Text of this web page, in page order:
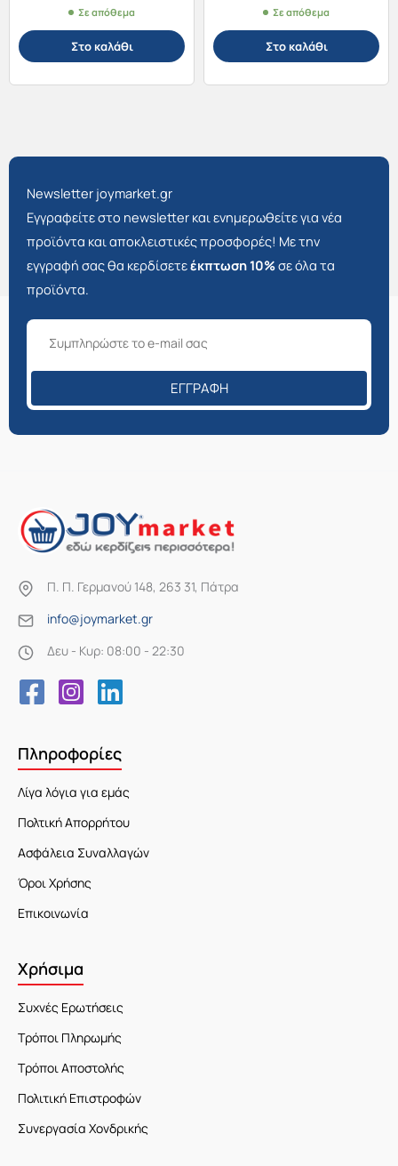
Σε απόθεμα
Στο καλάθι
Σε απόθεμα
Στο καλάθι
Newsletter joymarket.gr
Εγγραφείτε στο newsletter και ενημερωθείτε για νέα
προϊόντα και αποκλειστικές προσφορές! Με την
εγγραφή σας θα κερδίσετεέκπτωση 10%σε όλα τα
προϊόντα.
ΕΓΓΡΑΦΉ
Π. Π. Γερμανού 148, 263 31, Πάτρα
info@joymarket.gr
Δευ - Κυρ: 08:00 - 22:30
Πληροφορίες
Λίγα λόγια για εμάς
Πολτική Απορρήτου
Ασφάλεια Συναλλαγών
Όροι Χρήσης
Επικοινωνία
Χρήσιμα
Συχνές Ερωτήσεις
Τρόποι Πληρωμής
Τρόποι Αποστολής
Πολιτική Επιστροφών
Συνεργασία Χονδρικής